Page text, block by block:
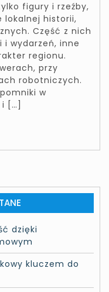
figury i rzeźby,
lokalnej historii,
Część z nich
i wydarzeń, inne
regionu.
przy
robotniczych.
w
[…]
dzięki
kluczem do